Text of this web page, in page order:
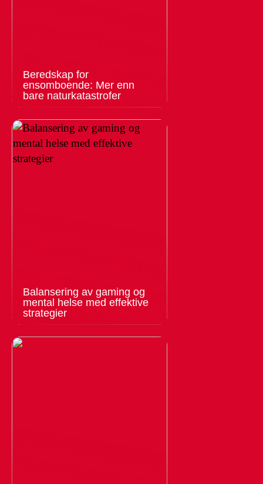
Beredskap for
ensomboende: Mer enn
bare naturkatastrofer
Balansering av gaming og
mental helse med effektive
strategier